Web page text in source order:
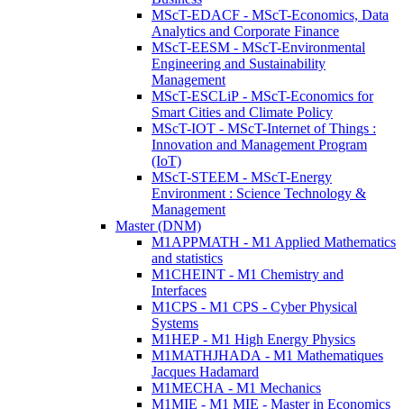
MScT-EDACF - MScT-Economics, Data
Analytics and Corporate Finance
MScT-EESM - MScT-Environmental
Engineering and Sustainability
Management
MScT-ESCLiP - MScT-Economics for
Smart Cities and Climate Policy
MScT-IOT - MScT-Internet of Things :
Innovation and Management Program
(IoT)
MScT-STEEM - MScT-Energy
Environment : Science Technology &
Management
Master (DNM)
M1APPMATH - M1 Applied Mathematics
and statistics
M1CHEINT - M1 Chemistry and
Interfaces
M1CPS - M1 CPS - Cyber Physical
Systems
M1HEP - M1 High Energy Physics
M1MATHJHADA - M1 Mathematiques
Jacques Hadamard
M1MECHA - M1 Mechanics
M1MIE - M1 MIE - Master in Economics